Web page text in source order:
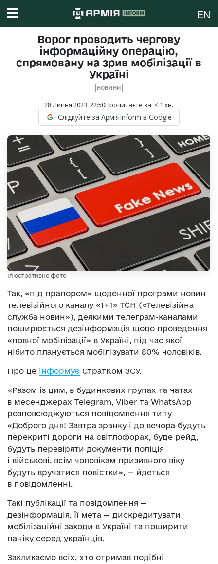
EN
Ворог проводить чергову
інформаційну операцію,
спрямовану на зрив мобілізації в
Україні
НОВИНИ
28 Липня 2023, 22:50Прочитаєте за: < 1 хв.
Слідкуйте за АрміяInform в Google
Ілюстративне фото
Так, «під прапором» щоденної програми новин
телевізійного каналу «1+1» ТСН («Телевізійна
служба новин»), деякими телеграм-каналами
поширюється дезінформація щодо проведення
«повної мобілізації» в Україні, під час якої
нібито планується мобілізувати 80% чоловіків.
Про це інформує СтратКом ЗСУ.
«Разом із цим, в будинкових групах та чатах
в месенджерах Telegram, Viber та WhatsApp
розповсюджуються повідомлення типу
«Доброго дня! Завтра зранку і до вечора будуть
перекриті дороги на світлофорах, буде рейд,
будуть перевіряти документи поліція
і військові, всім чоловікам призивного віку
будуть вручатися повістки», — йдеться
в повідомленні.
Такі публікації та повідомлення —
дезінформація. Її мета — дискредитувати
мобілізаційні заходи в Україні та поширити
паніку серед українців.
Закликаємо всіх, хто отримав подібні